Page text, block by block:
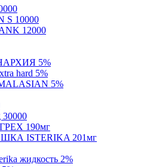
S 10000
12000
5%
hard 5%
5%
190мг
ISTERIKA 201мг
жидкость 2%